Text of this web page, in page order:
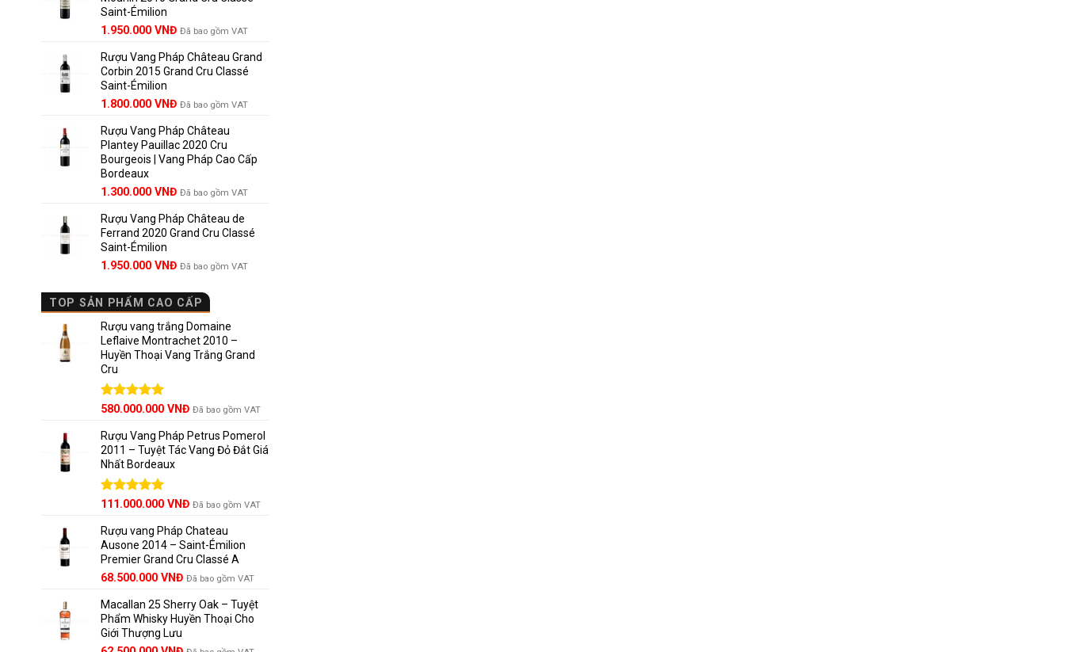
Saint-Émilion
Giá
là:
2.950.000 VNĐ.
1.950.000 VNĐGiá
tại
là:
Đã bao gồm VAT
Rượu Vang Pháp Château Grand
Corbin 2015 Grand Cru Classé
Saint-Émilion
Giá
là:
2.500.000 VNĐ.
1.800.000 VNĐGiá
tại
là:
1.800.000 VNĐ.
Đã bao gồm VAT
Rượu Vang Pháp Château
Plantey Pauillac 2020 Cru
Bourgeois | Vang Pháp Cao Cấp
Bordeaux
Giá
là:
1.850.000 VNĐ.
1.300.000 VNĐGiá
tại
là:
Đã bao gồm VAT
Rượu Vang Pháp Château de
Ferrand 2020 Grand Cru Classé
Saint-Émilion
Giá
là:
2.800.000 VNĐ.
1.950.000 VNĐGiá
tại
là:
1.950.000 VNĐ.
Đã bao gồm VAT
TOP SẢN PHẨM CAO CẤP
Rượu vang trắng Domaine
Leflaive Montrachet 2010 –
Huyền Thoại Vang Trắng Grand
Cru
Được xếp
5 sao
580.000.000 VNĐ Đã bao gồm VAT
Rượu Vang Pháp Petrus Pomerol
2011 – Tuyệt Tác Vang Đỏ Đắt Giá
Nhất Bordeaux
Được xếp
5 sao
Giá
là:
125.000.000 VNĐ.
111.000.000 VNĐGiá
tại
là:
111.000.000 VNĐ.
Đã bao gồm VAT
Rượu vang Pháp Chateau
Ausone 2014 – Saint-Émilion
Premier Grand Cru Classé A
68.500.000 VNĐ Đã bao gồm VAT
Macallan 25 Sherry Oak – Tuyệt
Phẩm Whisky Huyền Thoại Cho
Giới Thượng Lưu